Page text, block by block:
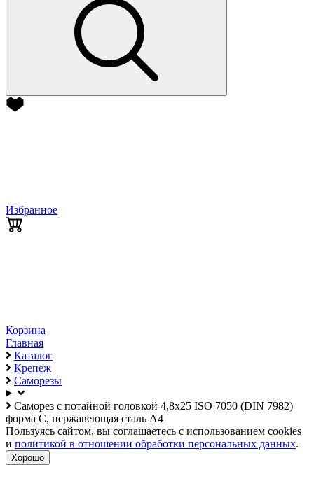
Избранное
Корзина
Главная
Каталог
Крепеж
Саморезы
Саморез с потайной головкой 4,8х25 ISO 7050 (DIN 7982)
форма C, нержавеющая сталь А4
Пользуясь сайтом, вы соглашаетесь с использованием cookies
и политикой в отношении обработки персональных данных.
Хорошо